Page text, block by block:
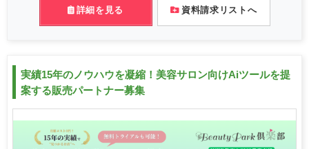
詳細を見る 資料請求リストへ
実績15年のノウハウを凝縮！美容サロン向けAiツールを提
案する販売パートナー募集